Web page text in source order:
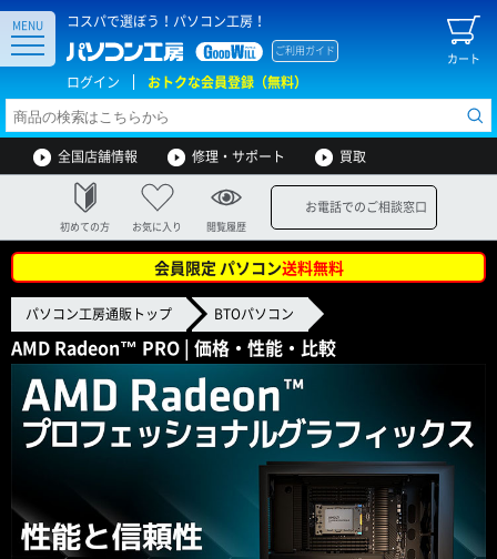
コスパで選ぼう！パソコン工房！
カート
ご利用ガイド
ログイン おトクな会員登録（無料）
MENU
全国店舗情報 修理・サポート 買取
初めての方 お気に入り 閲覧履歴
お電話でのご相談窓口
会員限定 パソコン送料無料
パソコン工房通販トップ BTOパソコン
AMD Radeon™ PRO | 価格・性能・比較